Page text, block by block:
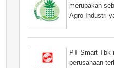
merupakan
Agro Industri
PT Smart Tbk
perusahaan